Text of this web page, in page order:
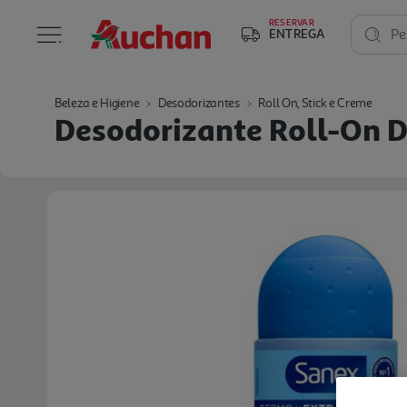
RESERVAR
ENTREGA
Beleza e Higiene Desodorizantes Roll On, Stick e Creme
Desodorizante Roll-On